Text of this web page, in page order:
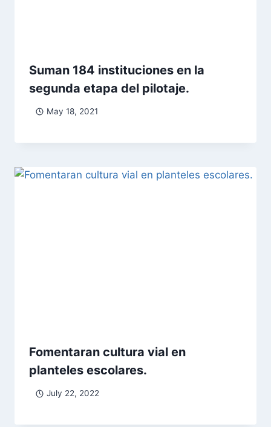
Suman 184 instituciones en la
segunda etapa del pilotaje.
May 18, 2021
Fomentaran cultura vial en
planteles escolares.
July 22, 2022